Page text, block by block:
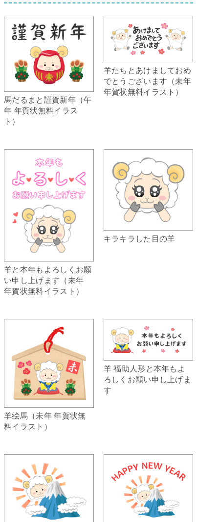
馬だるまと謹賀新年（午
年 年賀状無料イラス
ト）
羊たちとあけましておめ
でとうございます（未年
年賀状無料イラスト）
羊と本年もよろしくお願
い申し上げます（未年
年賀状無料イラスト）
キラキラした目の羊
羊絵馬（未年 年賀状無
料イラスト）
羊 福助人形と本年もよ
ろしくお願い申し上げま
す